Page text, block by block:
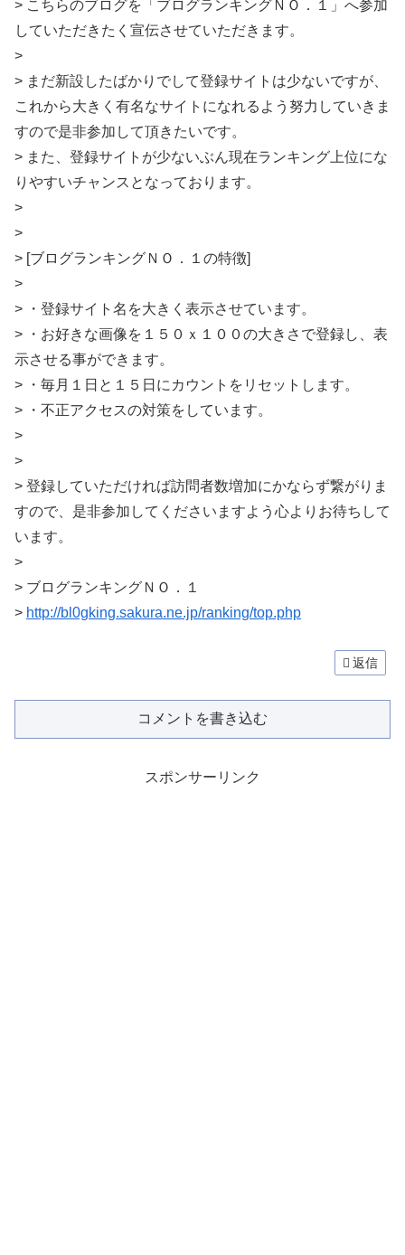
> こちらのブログを「ブログランキングＮＯ．１」へ参加
していただきたく宣伝させていただきます。
>
> まだ新設したばかりでして登録サイトは少ないですが、
これから大きく有名なサイトになれるよう努力していきま
すので是非参加して頂きたいです。
> また、登録サイトが少ないぶん現在ランキング上位にな
りやすいチャンスとなっております。
>
>
> [ブログランキングＮＯ．１の特徴]
>
> ・登録サイト名を大きく表示させています。
> ・お好きな画像を１５０ｘ１００の大きさで登録し、表
示させる事ができます。
> ・毎月１日と１５日にカウントをリセットします。
> ・不正アクセスの対策をしています。
>
>
> 登録していただければ訪問者数増加にかならず繋がりま
すので、是非参加してくださいますよう心よりお待ちして
います。
>
> ブログランキングＮＯ．１
> http://bl0gking.sakura.ne.jp/ranking/top.php
返信
コメントを書き込む
スポンサーリンク